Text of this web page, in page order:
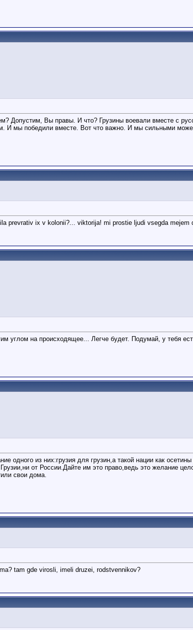
Допустим, Вы правы. И что? Грузины воевали вместе с
победили вместе. Вот что важно. И мы сильными можем
prevrativ ix v kolonii?... viktorija! mi prostie ljudi vsegda
углом на происходящее... Легче будет. Подумай, у тебя
одного из них:грузия для грузин,а такой нации как
от России.Дайте им это право,ведь это желание
свои дома.
tam gde virosli, imeli druzei, rodstvennikov?